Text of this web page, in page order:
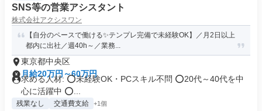
SNS等の営業アシスタント
株式会社アクシスワン
【自分のペースで働ける✨テンプレ完備で未経験OK】／月2日以上
都内に出社／週40h～／業務...
東京都中央区
月給20万円～60万円
求める人材: ⭕️未経験OK・PCスキル不問 ⭕️20代～40代を中
心に活躍中 ⭕️...
残業なし 交通費支給 +1個